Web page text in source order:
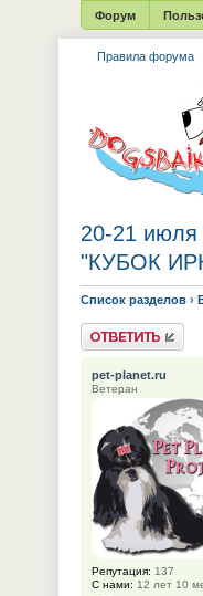
Форум
Правила форума
20-21
"КУБОК
Список разделов ›
Ответить
pet-planet.ru
Ветеран
Репутация: 137
С нами: 12 лет 10